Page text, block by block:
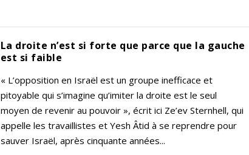
La droite n’est si forte que parce que la gauche
est si faible
« L’opposition en Israël est un groupe inefficace et
pitoyable qui s’imagine qu’imiter la droite est le seul
moyen de revenir au pouvoir », écrit ici Ze’ev Sternhell, qui
appelle les travaillistes et Yesh Âtid à se reprendre pour
sauver Israël, après cinquante années...